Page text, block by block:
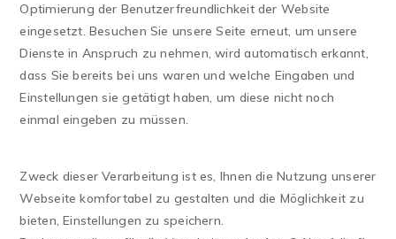
Optimierung der Benutzerfreundlichkeit der Website
eingesetzt. Besuchen Sie unsere Seite erneut, um unsere
Dienste in Anspruch zu nehmen, wird automatisch erkannt,
dass Sie bereits bei uns waren und welche Eingaben und
Einstellungen sie getätigt haben, um diese nicht noch
einmal eingeben zu müssen.
Zweck dieser Verarbeitung ist es, Ihnen die Nutzung unserer
Webseite komfortabel zu gestalten und die Möglichkeit zu
bieten, Einstellungen zu speichern.